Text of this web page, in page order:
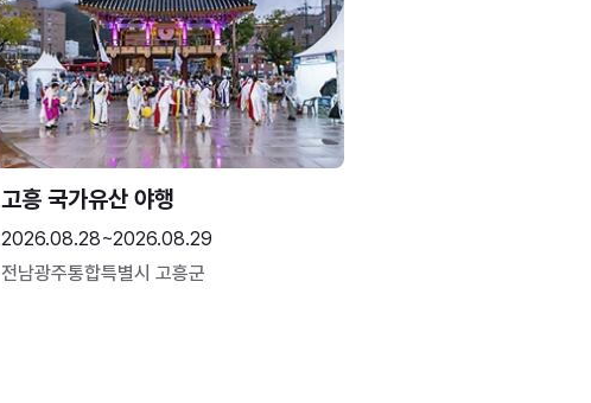
고흥 국가유산 야행
2026.08.28~2026.08.29
전남광주통합특별시 고흥군